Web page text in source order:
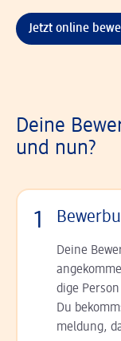
Jetzt online
Deine
und nun?
1
Deine
dige
Du
meldung,